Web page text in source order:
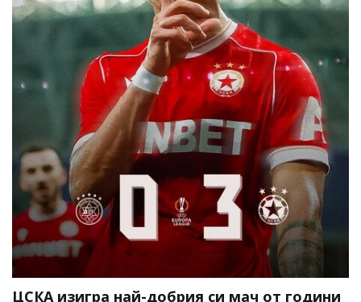
ЦСКА изигра най-добрия си мач от години